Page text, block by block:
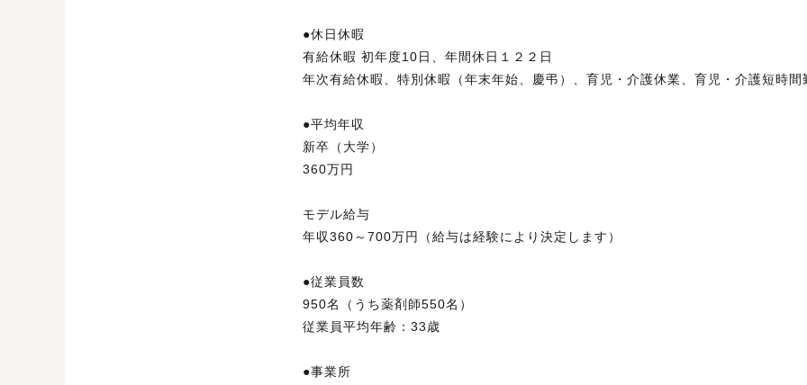
●休日休暇
有給休暇 初年度10日、年間休日１２２日
年次有給休暇、特別休暇（年末年始、慶弔）、育児・介護休業、育児・介護短時間
●平均年収
新卒（大学）
360万円
モデル給与
年収360～700万円（給与は経験により決定します）
●従業員数
950名（うち薬剤師550名）
従業員平均年齢：33歳
●事業所